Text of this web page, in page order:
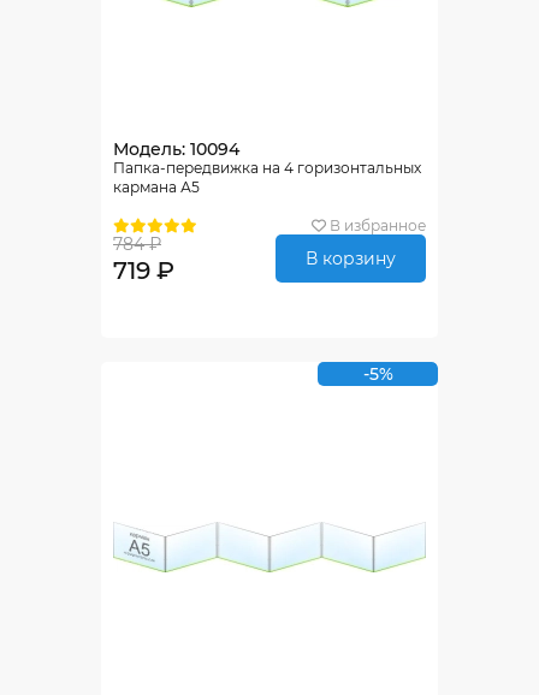
Модель: 10094
Папка-передвижка на 4 горизонтальных
кармана А5
В избранное
784 ₽
719 ₽ В корзину
-5%